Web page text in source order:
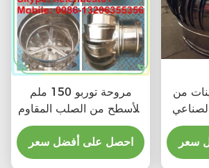
مروحة توربو 150 ملم
للأسطح من الصلب المقاوم
للصدأ
احصل على أفضل سعر
من
سعر